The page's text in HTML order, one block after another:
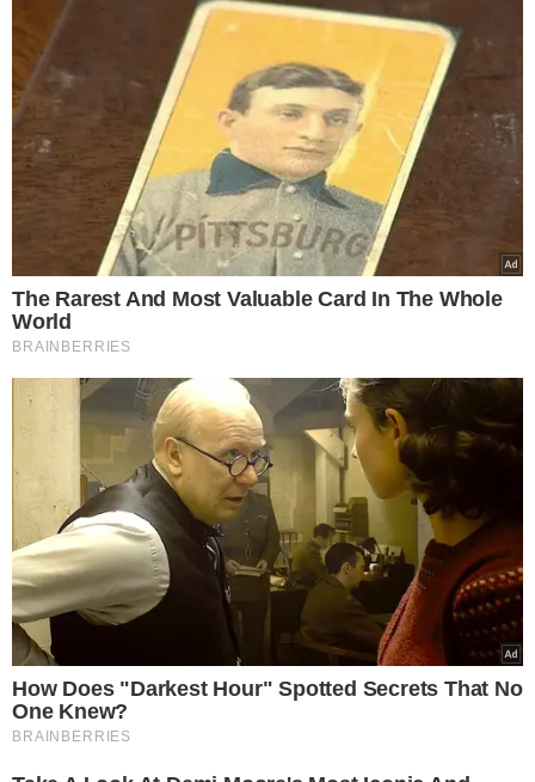
TÓPICOS
SIMULAÇÃO DE EVACUAÇÃO
BARRAGEM BOA ESPERANÇA
GUADALUPE
CHESF
CADASTRAMENTO
VEJA TAMBÉM
RESGATE DE MEMÓRIAS
TBTeresina: da
Templum ao Bar do
Churu, relembre como
era a noite que marcou
gerações na capital